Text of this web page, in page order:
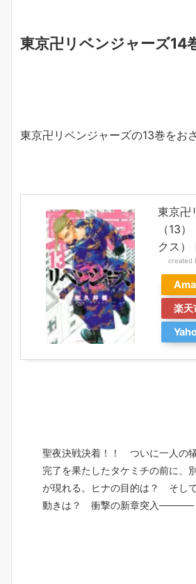
東京卍リベンジャーズ14
東京卍リベンジャーズの13巻をお
東京卍
（13
クス）
created
楽天
聖夜決戦決着！！ ついに一人の
完了を果たしたタケミチの前に、
が現れる。ヒナの目的は？ そし
動きは？ 衝撃の新章突入─────